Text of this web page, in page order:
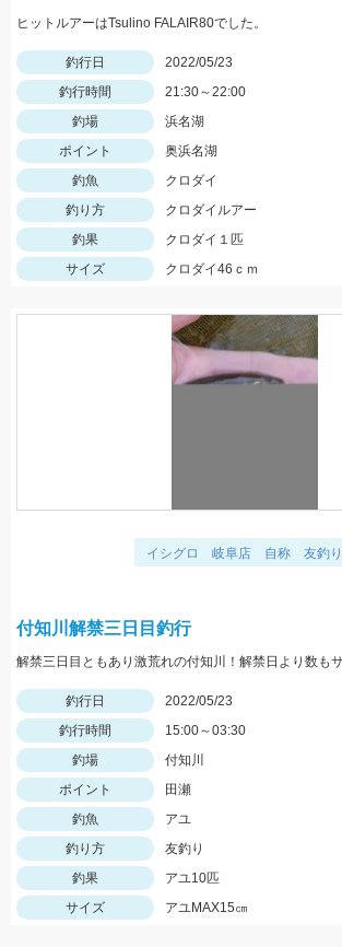
ヒットルアーはTsulino FALAIR80でした。
釣行日
2022/05/23
釣行時間
21:30～22:00
釣場
浜名湖
ポイント
奥浜名湖
釣魚
クロダイ
釣り方
クロダイルアー
釣果
クロダイ１匹
サイズ
クロダイ46ｃｍ
イシグロ 岐阜店 自称 友釣り
付知川解禁三日目釣行
釣行日
2022/05/23
釣行時間
15:00～03:30
釣場
付知川
ポイント
田瀬
釣魚
アユ
釣り方
友釣り
釣果
アユ10匹
サイズ
アユMAX15㎝